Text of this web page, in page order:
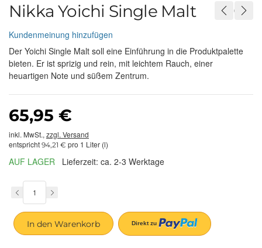
Nikka Yoichi Single Malt
Kundenmeinung hinzufügen
Der Yoichi Single Malt soll eine Einführung in die Produktpalette
bieten. Er ist sprizig und rein, mit leichtem Rauch, einer
heuartigen Note und süßem Zentrum.
65,95 €
inkl. MwSt., zzgl. Versand
entspricht 94,21 € pro 1 Liter (l)
AUF LAGER Lieferzeit: ca. 2-3 Werktage
In den Warenkorb